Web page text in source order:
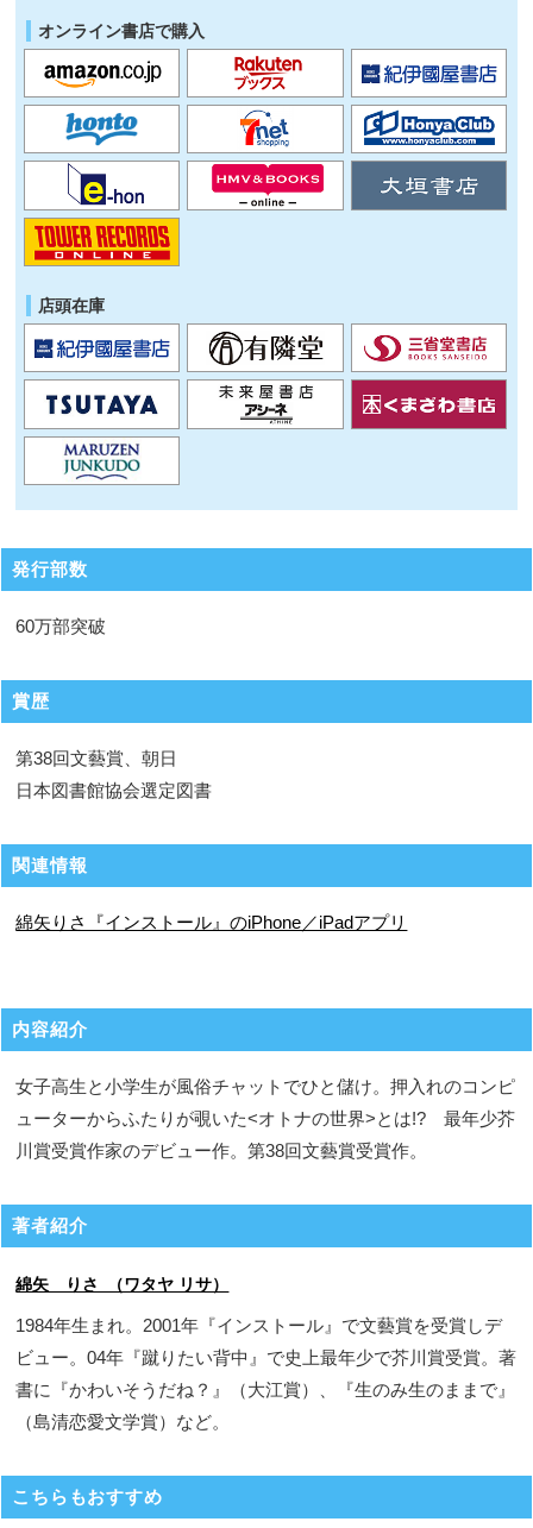
オンライン書店で購入
店頭在庫
発行部数
60万部突破
賞歴
第38回文藝賞、朝日
日本図書館協会選定図書
関連情報
綿矢りさ『インストール』のiPhone／iPadアプリ
内容紹介
女子高生と小学生が風俗チャットでひと儲け。押入れのコンピ
ューターからふたりが覗いた<オトナの世界>とは!? 最年少芥
川賞受賞作家のデビュー作。第38回文藝賞受賞作。
著者紹介
綿矢 りさ （ワタヤ リサ）
1984年生まれ。2001年『インストール』で文藝賞を受賞しデ
ビュー。04年『蹴りたい背中』で史上最年少で芥川賞受賞。著
書に『かわいそうだね？』（大江賞）、『生のみ生のままで』
（島清恋愛文学賞）など。
こちらもおすすめ